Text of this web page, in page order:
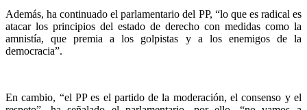
Además, ha continuado el parlamentario del PP, “lo que es radical es
atacar los principios del estado de derecho con medidas como la
amnistía, que premia a los golpistas y a los enemigos de la
democracia”.
En cambio, “el PP es el partido de la moderación, el consenso y el